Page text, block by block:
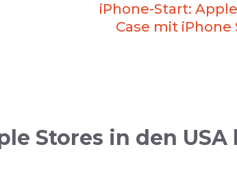
iPhone-Start:
Case mit iPhone
Stores in den